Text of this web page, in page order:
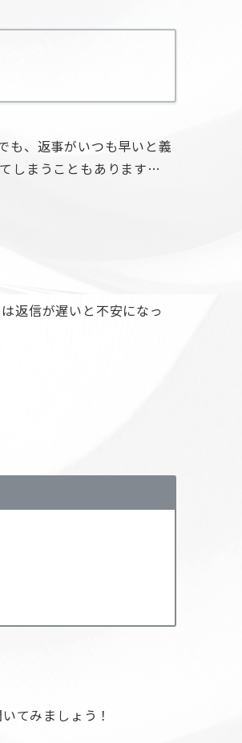
も、返事がいつも早いと義
しまうこともあります…
返信が遅いと不安になっ
てみましょう！